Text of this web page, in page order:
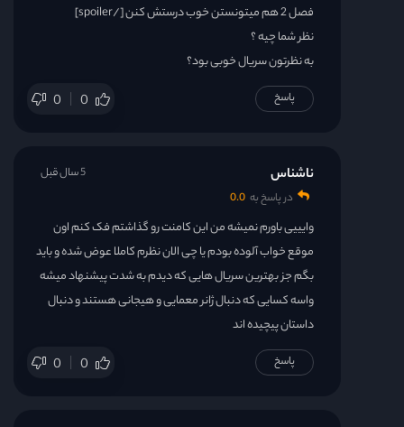
فصل 2 هم میتونستن خوب درستش کنن [/spoiler]
نظر شما چیه ؟
به نظرتون سریال خوبی بود؟
0 0 پاسخ
ناشناس
در پاسخ به 0.0
وایییی باورم نمیشه من این کامنت رو گذاشتم فک کنم اون
موقع خواب آلوده بودم یا چی الان نظرم کاملا عوض شده و باید
بگم جز بهترین سریال هایی که دیدم به شدت پیشنهاد میشه
واسه کسایی که دنبال ژانر معمایی و هیجانی هستند و دنبال
داستان پیچیده اند
0 0
5 سال قبل
پاسخ